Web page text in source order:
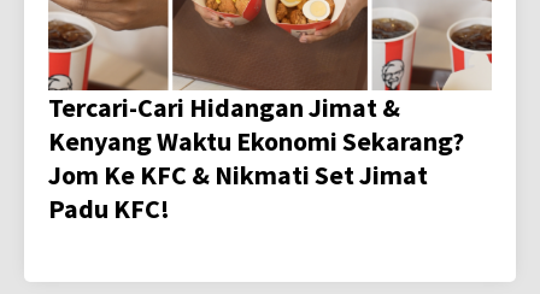
Tercari-Cari Hidangan Jimat &
Kenyang Waktu Ekonomi Sekarang?
Jom Ke KFC & Nikmati Set Jimat
Padu KFC!